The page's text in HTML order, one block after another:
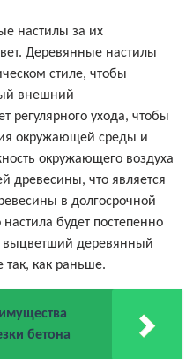
настилы за их
Деревянные настилы
стиле, чтобы
внешний
регулярного ухода, чтобы
окружающей среды и
окружающего воздуха
древесины, что является
в долгосрочной
будет постепенно
выцветший деревянный
так, как раньше.
бетона